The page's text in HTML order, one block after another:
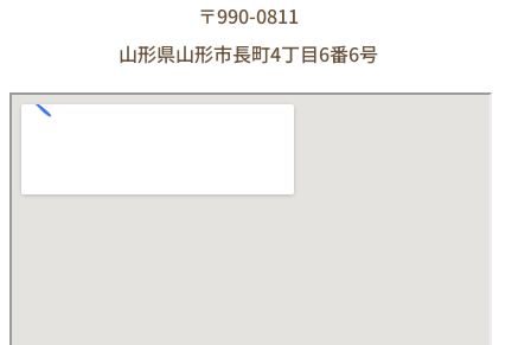
〒990-0811
山形県山形市長町4丁目6番6号